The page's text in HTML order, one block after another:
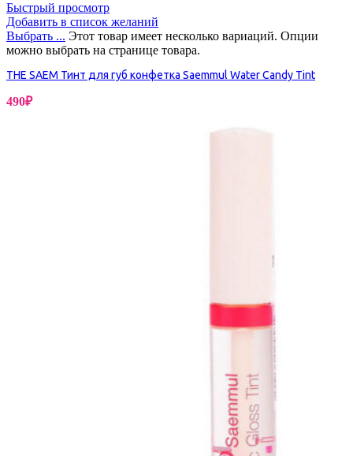
Быстрый просмотр
Добавить в список желаний
Выбрать ... Этот товар имеет несколько вариаций. Опции
можно выбрать на странице товара.
THE SAEM Тинт для губ конфетка Saemmul Water Candy Tint
490₽